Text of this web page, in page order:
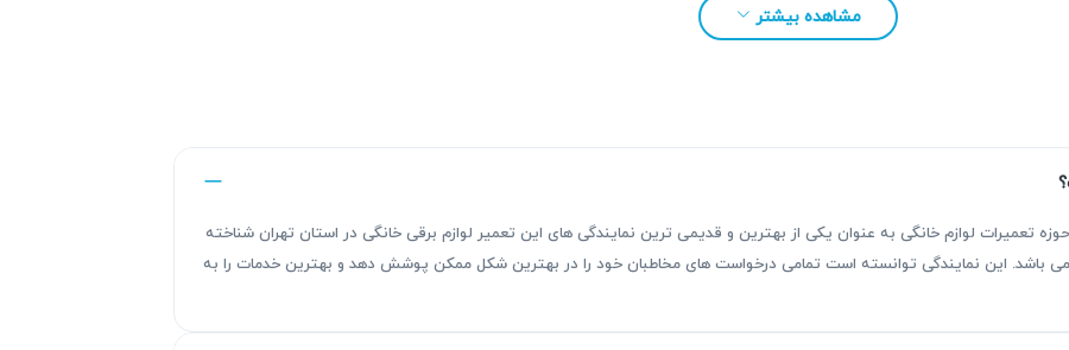
مشاهده بیشتر
بیش از ۳۰ سال فعالیت در حوزه تعمیرات لوازم خانگی به عنوان یکی از بهترین و قدیمی ترین نمایندگی های این تعمیر لوازم برقی خانگی در استان تهران شناخته
می باشد. این نمایندگی توانسته است تمامی درخواست های مخاطبان خود را در بهترین شکل ممکن پوشش دهد و بهترین خدمات را به